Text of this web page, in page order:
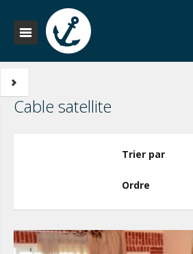
Cable satellite
Trier par
Ordre